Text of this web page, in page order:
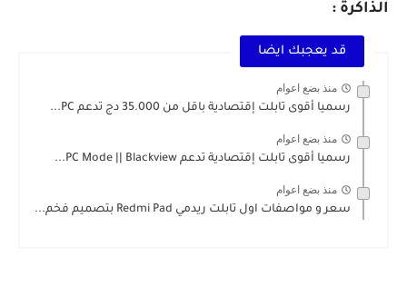
الذاكرة :
قد يعجبك ايضا
منذ بضع اعوام
رسميا أقوى تابلت إقتصادية باقل من 35.000 دج تدعم PC...
منذ بضع اعوام
رسميا أقوى تابلت إقتصادية تدعم PC Mode || Blackview...
منذ بضع اعوام
سعر و مواصفات اول تابلت ريدمي Redmi Pad بتصميم فخم...